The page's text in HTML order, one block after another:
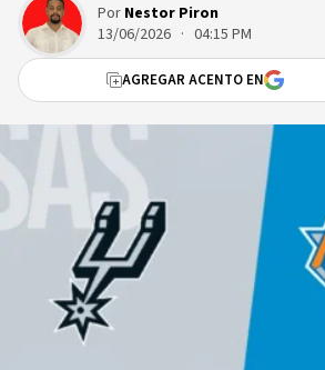
Por Nestor Piron
13/06/2026 · 04:15 PM
AGREGAR ACENTO EN